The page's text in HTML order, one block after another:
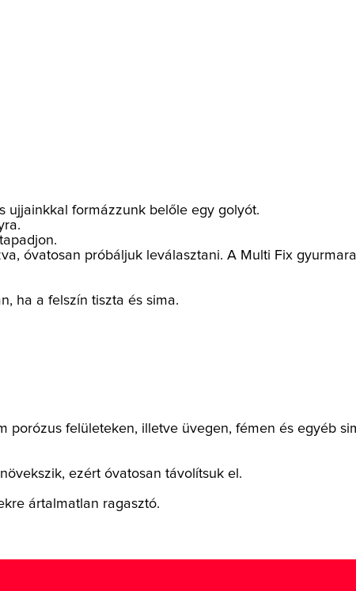
ujjainkkal formázzunk belőle egy golyót.
óvatosan próbáljuk leválasztani. A Multi Fix
ha a felszín tiszta és sima.
porózus felületeken, illetve üvegen, fémen és egyéb
ezért óvatosan távolítsuk el.
ártalmatlan ragasztó.